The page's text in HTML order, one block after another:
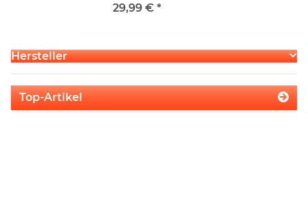
29,99 € *
Hersteller
Top-Artikel